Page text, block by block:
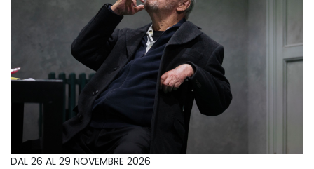
DAL 26 AL 29 NOVEMBRE 2026